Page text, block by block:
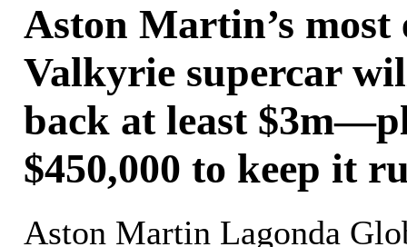
Aston Martin’s most
Valkyrie supercar
back at least
$450,000 to keep it
Aston Martin Lagonda